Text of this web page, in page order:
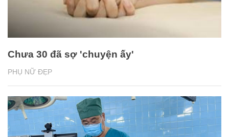
PHỤ NỮ ĐẸP
Chưa 30 đã sợ 'chuyện ấy'